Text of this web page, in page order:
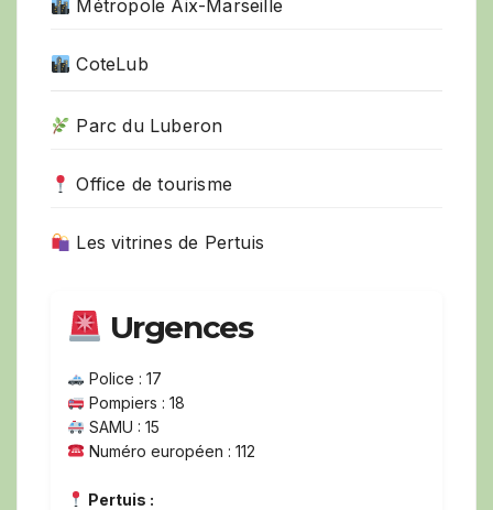
Métropole Aix-Marseille
CoteLub
Parc du Luberon
Office de tourisme
Les vitrines de Pertuis
Urgences
Police : 17
Pompiers : 18
SAMU : 15
Numéro européen : 112
Pertuis :